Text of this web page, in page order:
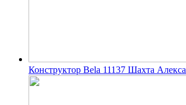
Конструктор Bela 11137 Шахта Алекса